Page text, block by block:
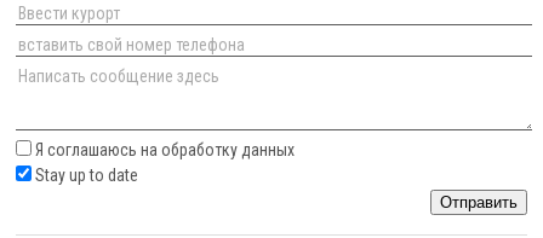
Я соглашаюсь на обработку данных
Stay up to date
Отправить